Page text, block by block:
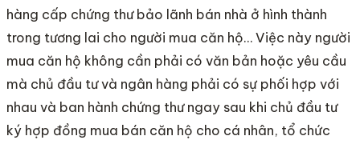
hàng cấp chứng thư bảo lãnh bán nhà ở hình thành
trong tương lai cho người mua căn hộ… Việc này người
mua căn hộ không cần phải có văn bản hoặc yêu cầu
mà chủ đầu tư và ngân hàng phải có sự phối hợp với
nhau và ban hành chứng thư ngay sau khi chủ đầu tư
ký hợp đồng mua bán căn hộ cho cá nhân, tổ chức